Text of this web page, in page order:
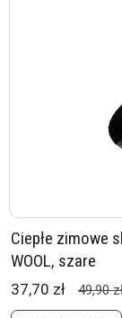
Ciepłe zimowe
WOOL, szare
37,70 zł 49,90